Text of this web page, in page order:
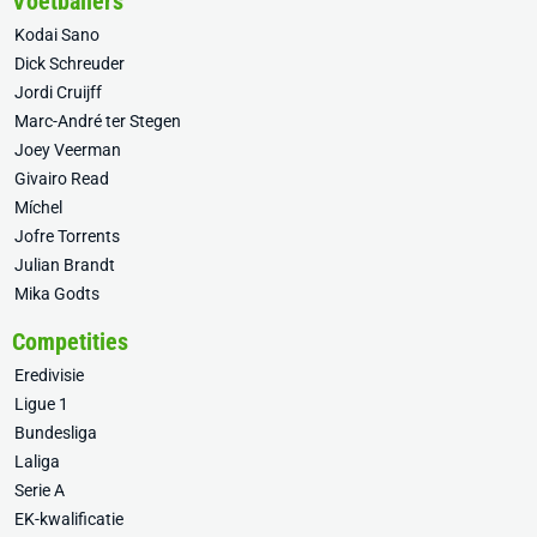
Kodai Sano
Dick Schreuder
Jordi Cruijff
Marc-André ter Stegen
Joey Veerman
Givairo Read
Míchel
Jofre Torrents
Julian Brandt
Mika Godts
Competities
Eredivisie
Ligue 1
Bundesliga
Laliga
Serie A
EK-kwalificatie